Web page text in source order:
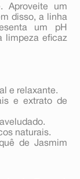
Aproveite um
disso, a linha
um pH
limpeza eficaz
e relaxante.
e extrato de
naturais.
de Jasmim